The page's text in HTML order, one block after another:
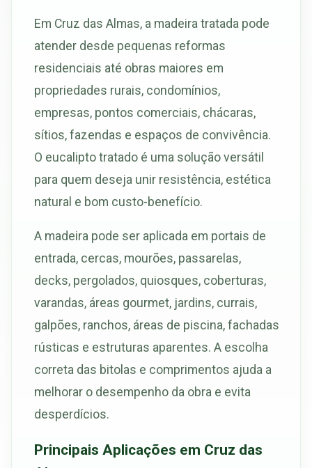
Em Cruz das Almas, a madeira tratada pode
atender desde pequenas reformas
residenciais até obras maiores em
propriedades rurais, condomínios,
empresas, pontos comerciais, chácaras,
sítios, fazendas e espaços de convivência.
O eucalipto tratado é uma solução versátil
para quem deseja unir resistência, estética
natural e bom custo-benefício.
A madeira pode ser aplicada em portais de
entrada, cercas, mourões, passarelas,
decks, pergolados, quiosques, coberturas,
varandas, áreas gourmet, jardins, currais,
galpões, ranchos, áreas de piscina, fachadas
rústicas e estruturas aparentes. A escolha
correta das bitolas e comprimentos ajuda a
melhorar o desempenho da obra e evita
desperdícios.
Principais Aplicações em Cruz das